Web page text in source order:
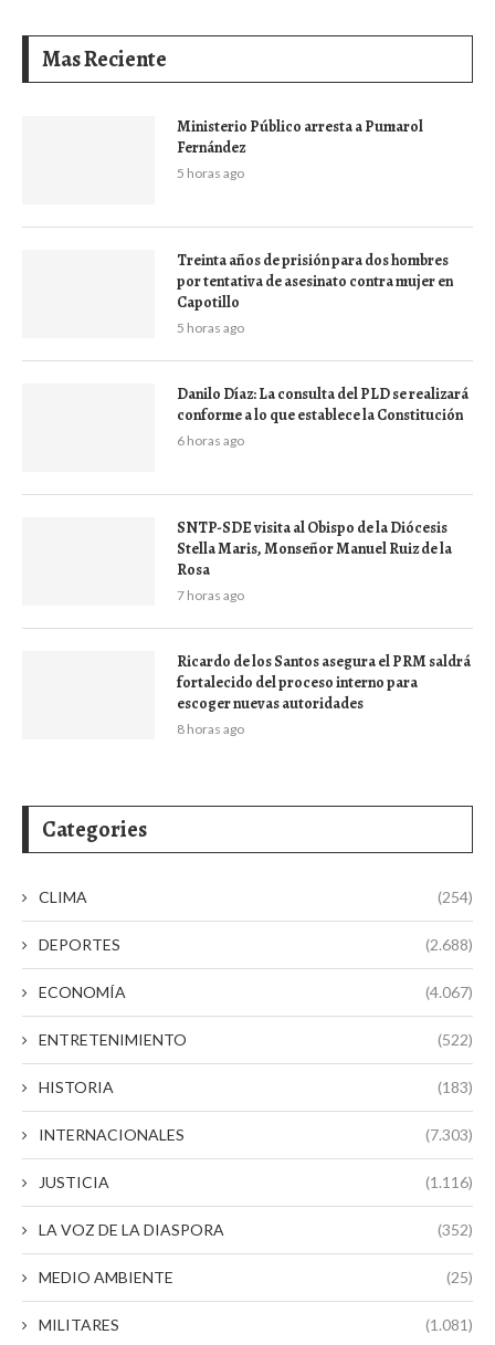
Mas Reciente
Ministerio Público arresta a Pumarol
Fernández
5 horas ago
Treinta años de prisión para dos hombres
por tentativa de asesinato contra mujer en
Capotillo
5 horas ago
Danilo Díaz: La consulta del PLD se realizará
conforme a lo que establece la Constitución
6 horas ago
SNTP-SDE visita al Obispo de la Diócesis
Stella Maris, Monseñor Manuel Ruiz de la
Rosa
7 horas ago
Ricardo de los Santos asegura el PRM saldrá
fortalecido del proceso interno para
escoger nuevas autoridades
8 horas ago
Categories
CLIMA (254)
DEPORTES (2.688)
ECONOMÍA (4.067)
ENTRETENIMIENTO (522)
HISTORIA (183)
INTERNACIONALES (7.303)
JUSTICIA (1.116)
LA VOZ DE LA DIASPORA (352)
MEDIO AMBIENTE (25)
MILITARES (1.081)